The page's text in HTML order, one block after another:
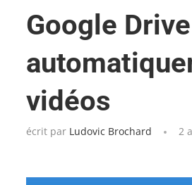
Google
vidéos
écrit par Ludovic Brochard 2